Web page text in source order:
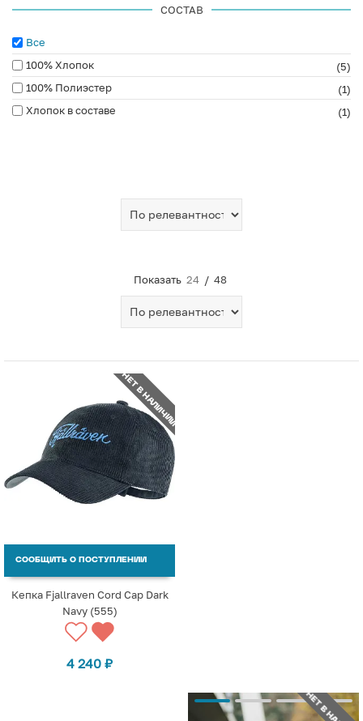
СОСТАВ
Все
100% Хлопок
(5)
100% Полиэстер
(1)
Хлопок в составе
(1)
Показать 24 / 48
НЕТ В НАЛИЧИИ
СООБЩИТЬ О ПОСТУПЛЕНИИ
Кепка Fjallraven Cord Cap Dark
Navy (555)
4 240 ₽